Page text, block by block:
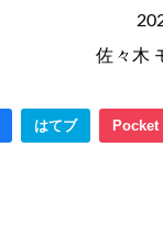
佐々木
はてブ Pocket